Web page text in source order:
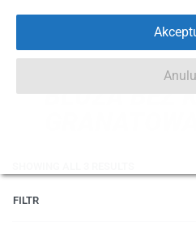
BLUZA BEZ
FILTR